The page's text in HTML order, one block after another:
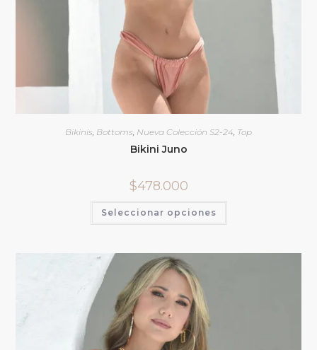
Bikinis Bottoms Nueva Colección S2-24 Top
Bikini Juno
$478.000
Seleccionar opciones